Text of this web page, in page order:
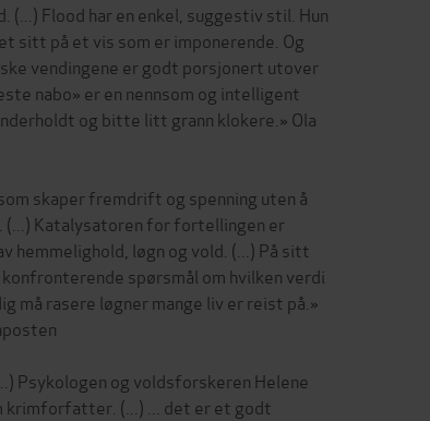
Flood har en enkel, suggestiv stil. Hun
sitt på et vis som er imponerende. Og
vendingene er godt porsjonert utover
nabo» er en nennsom og intelligent
og bitte litt grann klokere.» Ola
skaper fremdrift og spenning uten å
(...) Katalysatoren for fortellingen er
hemmelighold, løgn og vold. (...) På sitt
spørsmål om hvilken verdi
må rasere løgner mange liv er reist på.»
Psykologen og voldsforskeren Helene
krimforfatter. (...) ... det er et godt